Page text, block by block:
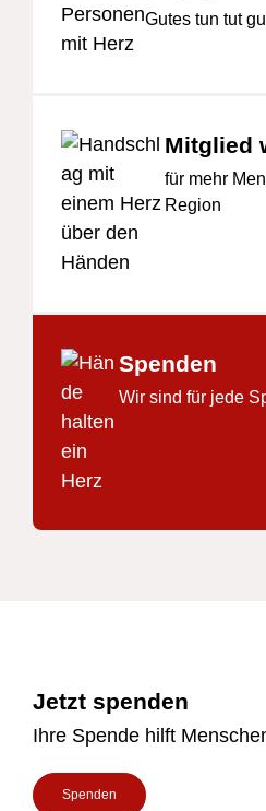
Gutes tun tut
Mitglied
für mehr
Region
Spenden
Wir sind für jede
Jetzt spenden
Ihre Spende hilft
Spenden